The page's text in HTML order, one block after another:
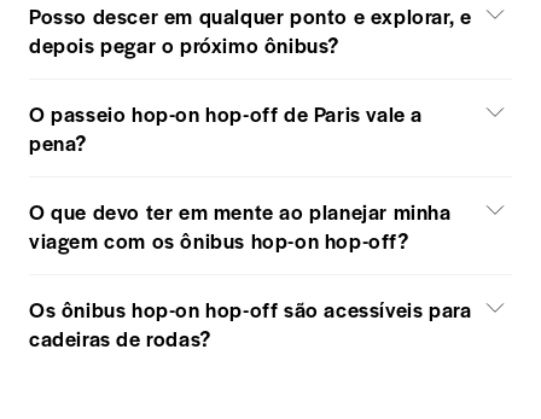
Posso descer em qualquer ponto e explorar, e
depois pegar o próximo ônibus?
O passeio hop-on hop-off de Paris vale a
pena?
O que devo ter em mente ao planejar minha
viagem com os ônibus hop-on hop-off?
Os ônibus hop-on hop-off são acessíveis para
cadeiras de rodas?